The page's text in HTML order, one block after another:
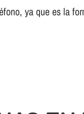
ya que es la